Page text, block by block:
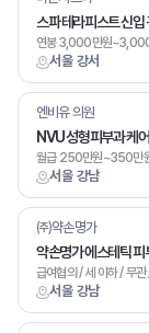
서울 강서
스파 테라피스트 신입
서울 강남
엔비유 의원
NVU 성형피부과 케
서울 강남
㈜약손명가
약손명가 에스테틱
급여협의 / 세 이하 / 무